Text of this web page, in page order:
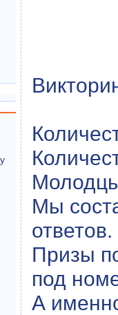
Мы
ответов.
Призы
под
А